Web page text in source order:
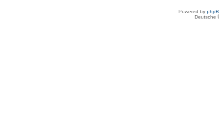
Powered by
Deutsche